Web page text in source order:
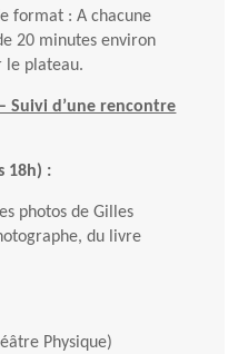
format : A chacune
20 minutes environ
le plateau.
– Suivi d’une rencontre
18h) :
photos de Gilles
du livre
Physique)